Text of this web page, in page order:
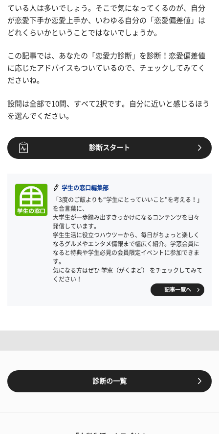
ている人は多いでしょう。そこで気になってくるのが、自分
が恋愛下手か恋愛上手か、いわゆる自分の「恋愛偏差値」は
どれくらいかということではないでしょうか。
この記事では、あなたの「恋愛力診断」を診断！恋愛偏差値
に応じたアドバイスもついているので、チェックしてみてく
ださいね。
設問は全部で10問、すべて2択です。自分に近いと感じるほう
を選んでください。
診断スタート
学生の窓口編集部
「3度のご飯よりも“学生にとっていいこと”を考える！」
を合言葉に、
大学生が一歩踏み出すきっかけになるコンテンツを日々
発信しています。
学生生活に役立つハウツーから、毎日がちょっと楽しく
なるグルメやエンタメ情報まで幅広く紹介。学窓会員に
なると特典や学生必見の会員限定イベントに参加できま
す。
気になる方はぜひ 学窓（がくまど） をチェックしてみて
ください！
記事一覧へ
診断の一覧